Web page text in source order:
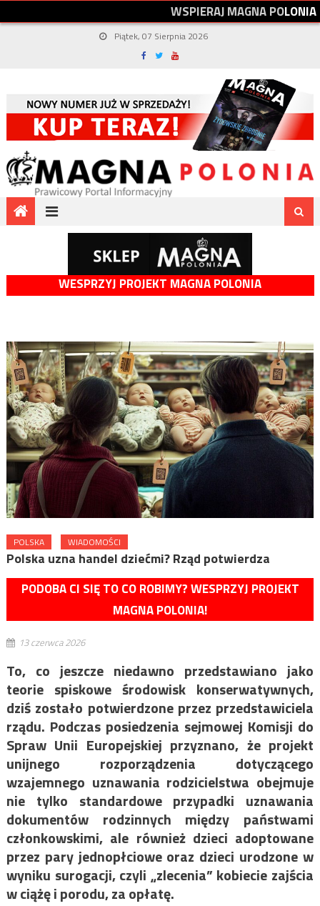
WSPIERAJMAGNAPOLONIA
Piątek, 07 Sierpnia 2026
WESPRZYJ PROJEKT MAGNA POLONIA
POLSKA WIADOMOŚCI
Polska uzna handel dziećmi? Rząd potwierdza
PODOBA CI SIĘ TO CO ROBIMY? WESPRZYJ PROJEKT
MAGNA POLONIA!
13 czerwca 2026
To, co jeszcze niedawno przedstawiano jako
teorie spiskowe środowisk konserwatywnych,
dziś zostało potwierdzone przez przedstawiciela
rządu. Podczas posiedzenia sejmowej Komisji do
Spraw Unii Europejskiej przyznano, że projekt
unijnego rozporządzenia dotyczącego
wzajemnego uznawania rodzicielstwa obejmuje
nie tylko standardowe przypadki uznawania
dokumentów rodzinnych między państwami
członkowskimi, ale również dzieci adoptowane
przez pary jednopłciowe oraz dzieci urodzone w
wyniku surogacji, czyli „zlecenia” kobiecie zajścia
w ciążę i porodu, za opłatę.